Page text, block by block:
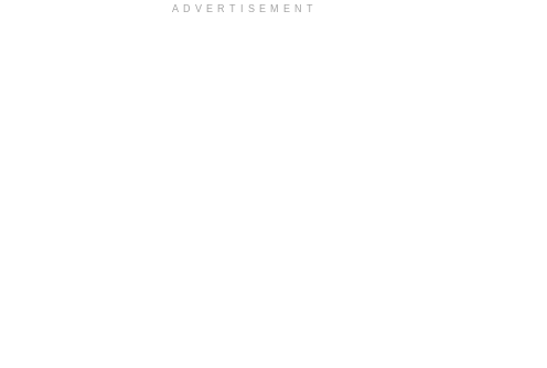
ADVERTISEMENT